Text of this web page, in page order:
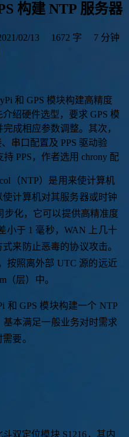
构建 NTP 服务器
02/13 1672 字
7 分钟
yPi 和 GPS 模块构建高精度
介绍硬件选型 ， 要求 GPS 模
完成相应参数调 整。 其次 ，
、 串 口 配置及 PPS 驱动验
持 PPS ， 作者选用 chrony 配
（NTP）是用来使计算机
计算机对其服务器或时钟
步化，它可以提供高精准度
于 1 毫秒，WAN 上几十
来防止恶毒的协议攻击。
按照离外部 UTC 源的远近
和 GPS 模块构建一个 NTP
本满足一般业务对时需求